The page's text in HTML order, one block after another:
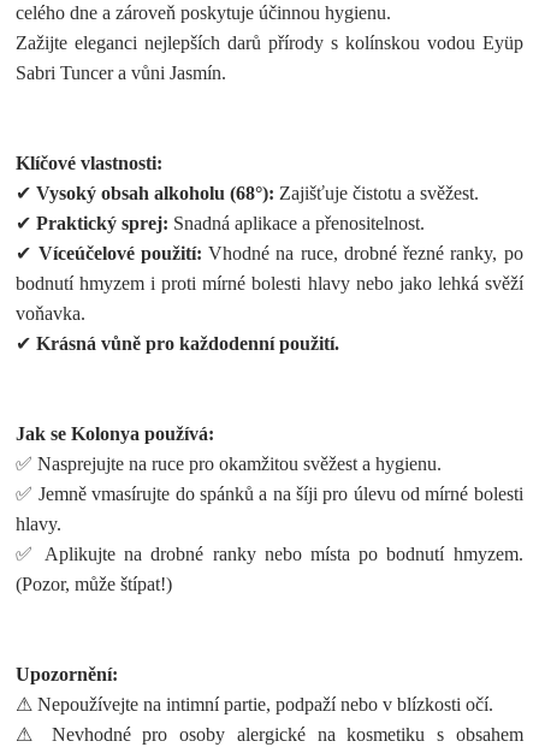
celého dne a zároveň poskytuje účinnou hygienu.
Zažijte eleganci nejlepších darů přírody s kolínskou vodou Eyüp
Sabri Tuncer a vůni Jasmín.
Klíčové vlastnosti:
✔Vysoký obsah alkoholu (68°): Zajišťuje čistotu a svěžest.
✔Praktický sprej: Snadná aplikace a přenositelnost.
✔ Víceúčelové použití: Vhodné na ruce, drobné řezné ranky, po
bodnutí hmyzem i proti mírné bolesti hlavy nebo jako lehká svěží
voňavka.
✔Krásná vůně pro každodenní použití.
Jak se Kolonya používá:
✅ Nasprejujte na ruce pro okamžitou svěžest a hygienu.
✅ Jemně vmasírujte do spánků a na šíji pro úlevu od mírné bolesti
hlavy.
✅ Aplikujte na drobné ranky nebo místa po bodnutí hmyzem.
(Pozor, může štípat!)
Upozornění:
⚠ Nepoužívejte na intimní partie, podpaží nebo v blízkosti očí.
⚠ Nevhodné pro osoby alergické na kosmetiku s obsahem